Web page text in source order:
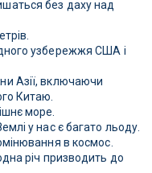
без даху над
узбережжя США і
Азії, включаючи
Китаю.
море.
у нас є багато льоду.
в космос.
річ призводить до